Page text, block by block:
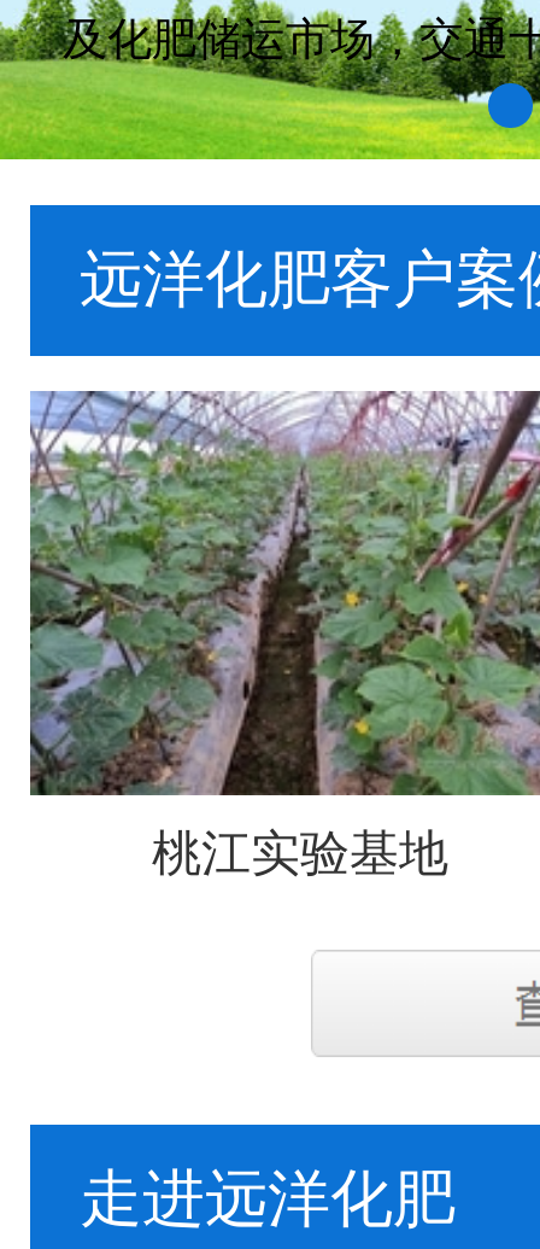
及化肥储运市场，交通
1
远洋化肥客户案
桃江实验基地
走进远洋化肥